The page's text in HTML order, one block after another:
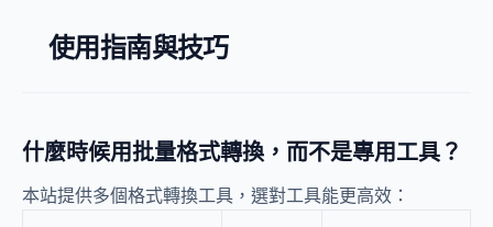
使用指南與技巧
什麼時候用批量格式轉換，而不是專用工具？
本站提供多個格式轉換工具，選對工具能更高效：